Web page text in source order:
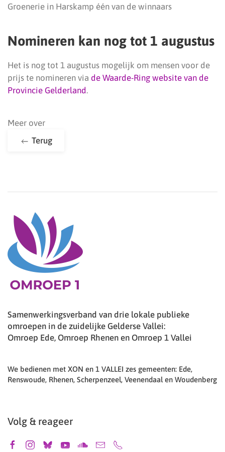
Groenerie in Harskamp één van de winnaars
Nomineren kan nog tot 1 augustus
Het is nog tot 1 augustus mogelijk om mensen voor de
prijs te nomineren via de Waarde-Ring website van de
Provincie Gelderland.
Meer over
Terug
Samenwerkingsverband van drie lokale publieke
omroepen in de zuidelijke Gelderse Vallei:
Omroep Ede, Omroep Rhenen en Omroep 1 Vallei
We bedienen met XON en 1 VALLEI zes gemeenten: Ede,
Renswoude, Rhenen, Scherpenzeel, Veenendaal en Woudenberg
Volg & reageer